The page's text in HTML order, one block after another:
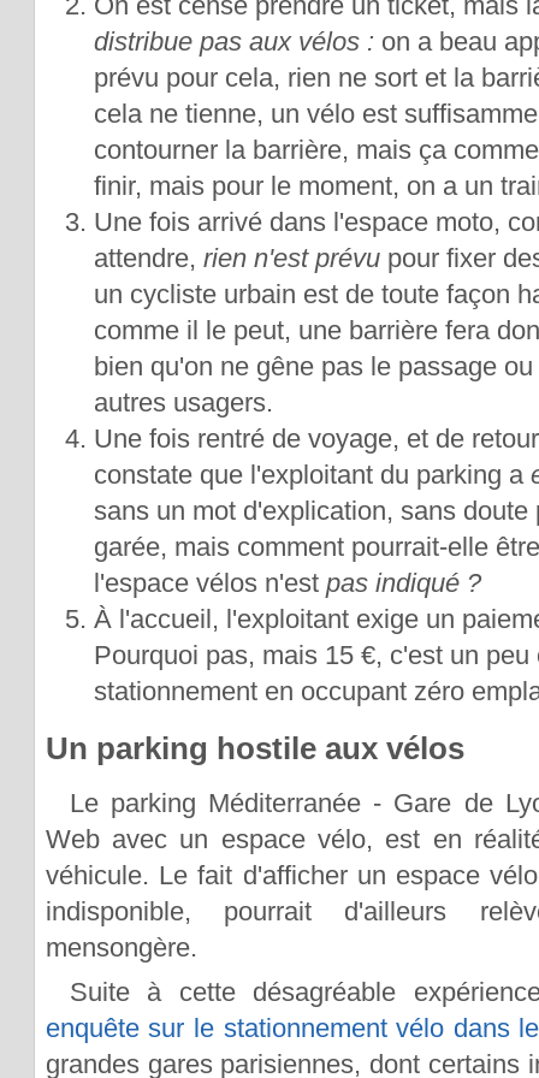
distribue pas aux vélos : on a beau
prévu pour cela, rien ne sort et la
cela ne tienne, un vélo est
contourner la barrière, mais ça
finir, mais pour le moment, on a un
Une fois arrivé dans l'espace moto,
attendre, rien n'est prévupour fixer
un cycliste urbain est de toute façon
comme il le peut, une barrière fera
bien qu'on ne gêne pas le passage
autres usagers.
Une fois rentré de voyage, et de
constate que l'exploitant du parking a
sans un mot d'explication, sans
garée, mais comment pourrait-elle
l'espace vélos n'est pas indiqué ?
À l'accueil, l'exploitant exige un
Pourquoi pas, mais 15 €, c'est un
stationnement en occupant zéro
Un parking hostile aux vélos
Le parking Méditerranée - Gare de
Web avec un espace vélo, est en
véhicule. Le fait d'afficher un espace
indisponible, pourrait d'ailleurs
mensongère.
Suite à cette désagréable
enquête sur le stationnement vélo dans
grandes gares parisiennes, dont certains